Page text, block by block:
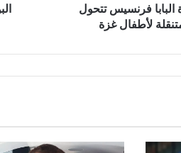
فرنسيس تتحول
لأطفال غزة